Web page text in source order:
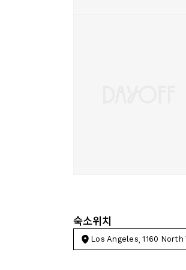
숙소위치
Los Angeles, 1160